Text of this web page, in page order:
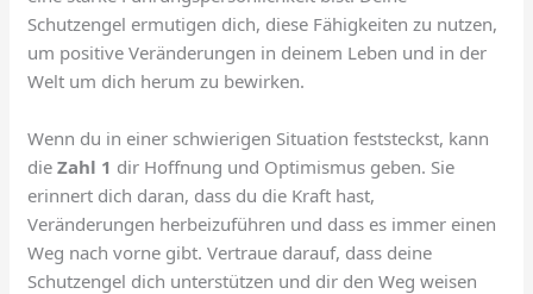
Schutzengel ermutigen dich, diese Fähigkeiten zu nutzen,
um positive Veränderungen in deinem Leben und in der
Welt um dich herum zu bewirken.
Wenn du in einer schwierigen Situation feststeckst, kann
dieZahl 1 dir Hoffnung und Optimismus geben. Sie
erinnert dich daran, dass du die Kraft hast,
Veränderungen herbeizuführen und dass es immer einen
Weg nach vorne gibt. Vertraue darauf, dass deine
Schutzengel dich unterstützen und dir den Weg weisen